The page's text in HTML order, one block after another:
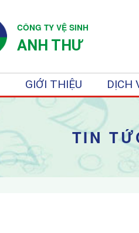
CÔNG TY VỆ SINH
ANH THƯ
GIỚI THIỆU DỊCH
TIN